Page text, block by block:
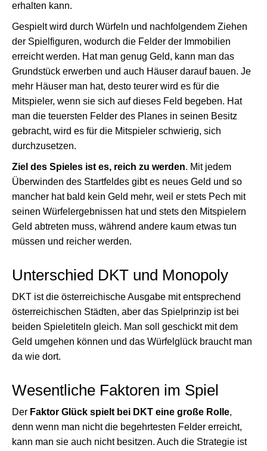
erhalten kann.
Gespielt wird durch Würfeln und nachfolgendem Ziehen
der Spielfiguren, wodurch die Felder der Immobilien
erreicht werden. Hat man genug Geld, kann man das
Grundstück erwerben und auch Häuser darauf bauen. Je
mehr Häuser man hat, desto teurer wird es für die
Mitspieler, wenn sie sich auf dieses Feld begeben. Hat
man die teuersten Felder des Planes in seinen Besitz
gebracht, wird es für die Mitspieler schwierig, sich
durchzusetzen.
Ziel des Spieles ist es, reich zu werden. Mit jedem
Überwinden des Startfeldes gibt es neues Geld und so
mancher hat bald kein Geld mehr, weil er stets Pech mit
seinen Würfelergebnissen hat und stets den Mitspielern
Geld abtreten muss, während andere kaum etwas tun
müssen und reicher werden.
Unterschied DKT und Monopoly
DKT ist die österreichische Ausgabe mit entsprechend
österreichischen Städten, aber das Spielprinzip ist bei
beiden Spieletiteln gleich. Man soll geschickt mit dem
Geld umgehen können und das Würfelglück braucht man
da wie dort.
Wesentliche Faktoren im Spiel
Der Faktor Glück spielt bei DKT eine große Rolle,
denn wenn man nicht die begehrtesten Felder erreicht,
kann man sie auch nicht besitzen. Auch die Strategie ist